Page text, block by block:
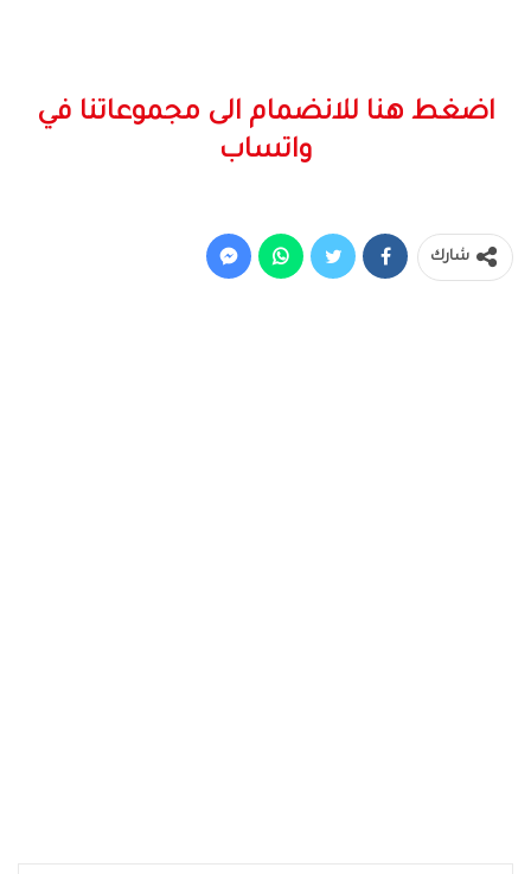
اضغط هنا للانضمام الى مجموعاتنا في
واتساب
شارك